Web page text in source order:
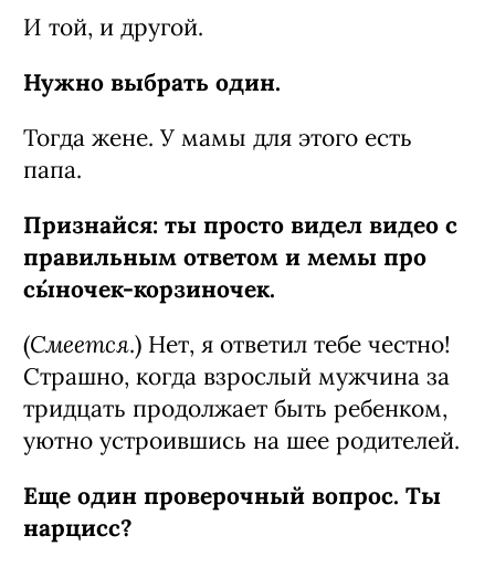
И той, и другой.
Нужно выбрать один.
Тогда жене. У мамы для этого есть
папа.
Признайся: ты просто видел видео с
правильным ответом и мемы про
сы́ночек-­корзиночек.
(Смеется.) Нет, я ответил тебе честно!
Страшно, когда взрослый мужчина за
тридцать продолжает быть ребенком,
уютно устроившись на шее родителей.
Еще один проверочный вопрос. Ты
нарцисс?